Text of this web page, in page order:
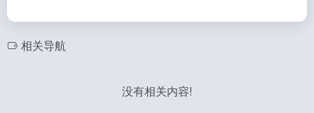
相关导航
没有相关内容!